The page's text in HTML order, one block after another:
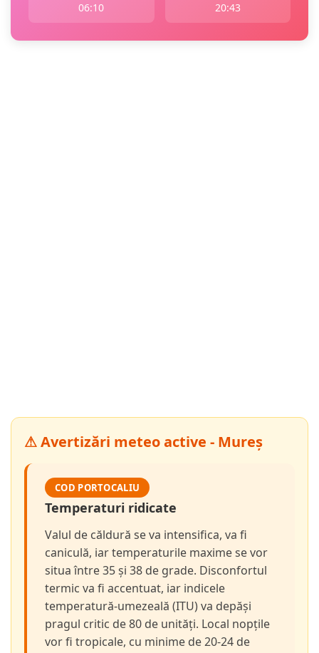
06:10 20:43
⚠ Avertizări meteo active - Mureș
COD PORTOCALIU
Temperaturi ridicate
Valul de căldură se va intensifica, va fi
caniculă, iar temperaturile maxime se vor
situa între 35 și 38 de grade. Disconfortul
termic va fi accentuat, iar indicele
temperatură-umezeală (ITU) va depăși
pragul critic de 80 de unități. Local nopțile
vor fi tropicale, cu minime de 20-24 de